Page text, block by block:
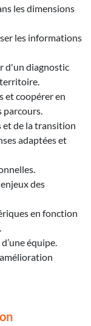
les dimensions
les informations
d'un diagnostic
territoire.
et coopérer en
parcours.
et de la transition
adaptées et
des
en fonction
équipe.